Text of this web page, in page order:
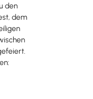
den
dem